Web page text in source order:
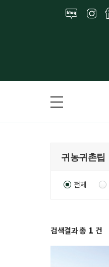
전체
검색결과 총 1 건